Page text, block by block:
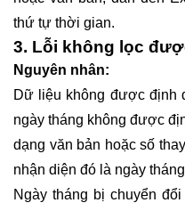
thứ tự thời gian.
3. Lỗi không lọc
Nguyên nhân:
Dữ liệu không được định
ngày tháng không được
dạng văn bản hoặc số
nhận diện đó là ngày
Ngày tháng bị chuyển